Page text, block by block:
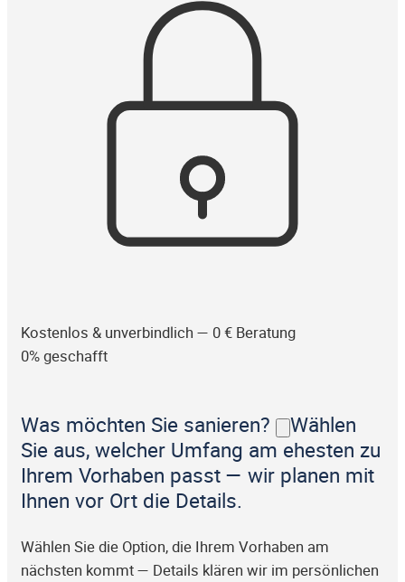
Kostenlos & unverbindlich — 0 € Beratung
0% geschafft
Was möchten Sie sanieren?
Wählen
Sie aus, welcher Umfang am ehesten zu
Ihrem Vorhaben passt — wir planen mit
Ihnen vor Ort die Details.
Wählen Sie die Option, die Ihrem Vorhaben am
nächsten kommt — Details klären wir im persönlichen